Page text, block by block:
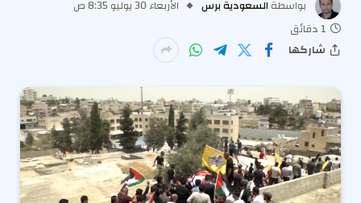
بواسطة السعودية برس
الأربعاء 30 يوليو 8:35 ص
1 دقائق
شاركها